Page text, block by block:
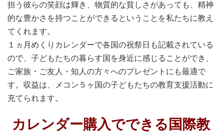
担う彼らの笑顔は輝き、物質的な貧しさがあっても、精神
的な豊かさを持つことができる ということを私たちに教え
てくれます。
１ヵ月めくりカレンダーで各国の祝祭日も記載されている
ので、子どもたちの暮らす国を身近に感じることができ、
ご家族・ご友人・知人の方々へのプレゼントにも最適で
す。収益は、メコン５ヶ国の子どもたちの教育支援活動に
充てられます。
カレンダー購入でできる国際教